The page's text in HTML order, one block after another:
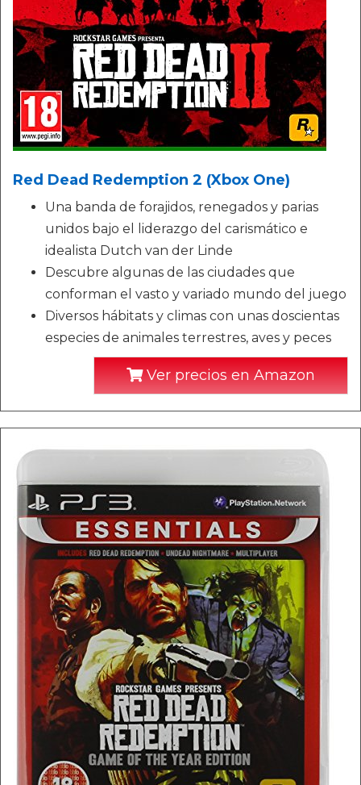
Red Dead Redemption 2 (Xbox One)
Una banda de forajidos, renegados y parias
unidos bajo el liderazgo del carismático e
idealista Dutch van der Linde
Descubre algunas de las ciudades que
conforman el vasto y variado mundo del juego
Diversos hábitats y climas con unas doscientas
especies de animales terrestres, aves y peces
Ver precios en Amazon